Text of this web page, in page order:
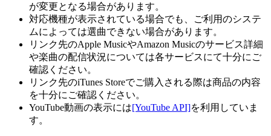
が変更となる場合があります。
対応機種が表示されている場合でも、ご利用のシステ
ムによっては選曲できない場合があります。
リンク先のApple MusicやAmazon Musicのサービス詳細
や楽曲の配信状況については各サービスにて十分にご
確認ください。
リンク先のiTunes Storeでご購入される際は商品の内容
を十分にご確認ください。
YouTube動画の表示には[YouTube API]を利用していま
す。